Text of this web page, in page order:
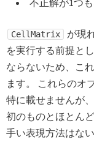
不正解が1つも
CellMatrix
が現
を実行する前提と
ならないため、こ
ます。 これらのオ
特に載せませんが
初のものとほとん
手い表現方法はな